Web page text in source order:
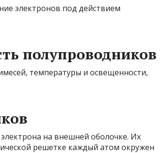
электронов под действием
полупроводников
температуры и освещенности,
на внешней оболочке. Их
решетке каждый атом окружен